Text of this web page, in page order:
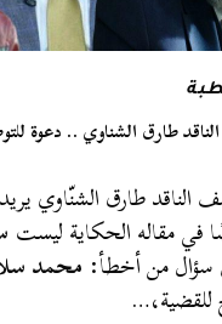
الناقد طارق الشناوي .. دعوة
طارق الشنّاوي
مقاله الحكاية ليست
سؤال من أخطأ: محمد